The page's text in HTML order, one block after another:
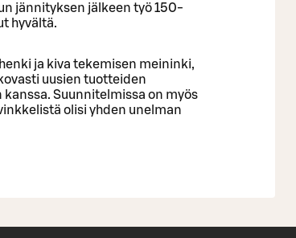
jännityksen jälkeen työ 150-
hyvältä.
ja kiva tekemisen meininki,
uusien tuotteiden
Suunnitelmissa on myös
olisi yhden unelman